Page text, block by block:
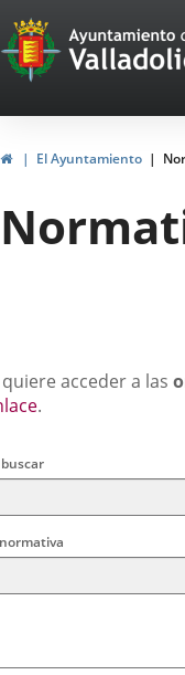
Portal
Web
del
de
Valladolid
InicioEl Ayuntamiento
quiere acceder a las
.